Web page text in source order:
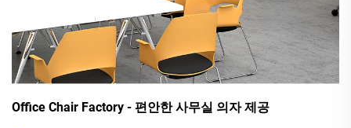
Office Chair Factory - 편안한 사무실 의자 제공